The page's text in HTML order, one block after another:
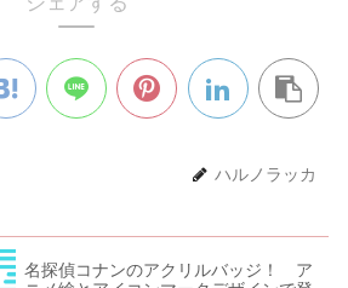
ハルノラッカ
名探偵コナンのアクリルバッジ！ ア